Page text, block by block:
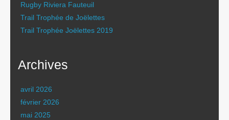
Rugby Riviera Fauteuil
Trail Trophée de Joëlettes
Trail Trophée Joëlettes 2019
Archives
avril 2026
février 2026
mai 2025